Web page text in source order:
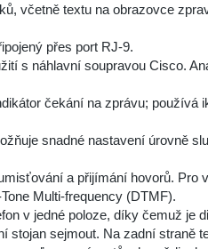
včetně textu na obrazovce
přes port RJ-9.
s náhlavní soupravou Cisco.
čekání na zprávu; používá
snadné nastavení úrovně
a přijímání hovorů. Pro
Multi-frequency (DTMF).
v jedné poloze, díky čemuž je
sejmout. Na zadní straně